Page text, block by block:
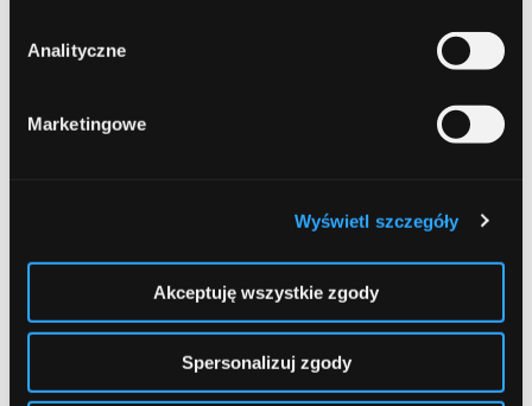
Analityczne
Marketingowe
Wyświetl szczegóły
Akceptuję wszystkie zgody
Spersonalizuj zgody
Name Required
Zapamiętaj moje dane w tej przeglądarce podczas pisania
kolejnych komentarzy.